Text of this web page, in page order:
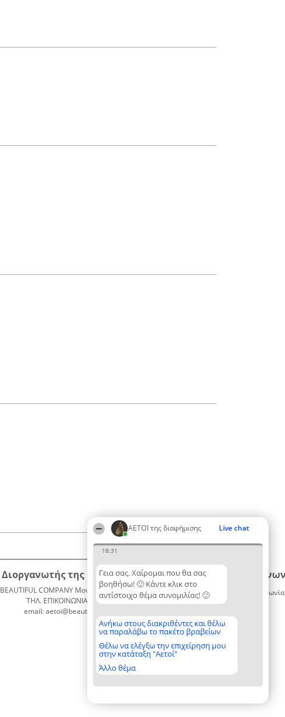
ΑΕΤΟΊ της διαφήμισης Live chat
18:31
Γεια σας. Χαίρομαι που θα σας
βοηθήσω! 🙂 Κάντε κλικ στο
αντίστοιχο θέμα συνομιλίας! 🙂
Ανήκω στους διακριθέντες και θέλω
να παραλάβω το πακέτο βραβείων
Θέλω να ελέγξω την επιχείρηση μου
στην κατάταξη "Αετοί"
Άλλο θέμα
Διοργανωτής της κατάταξης
BEAUTIFUL COMPANY Μονοπρόσωπη ΙΚΕ
ΤΗΛ. ΕΠΙΚΟΙΝΩΝΙΑΣ: 2104128019
email: aetoi@beautifulcompany.co
Κατάταξη
Διακριθέντες
Λίστα
διακριθέντων
Μεθοδολογία
Όροι &
προϋποθέσεις
ΑΠΟΡΡΗΤΟΥ
Επικοινωνία